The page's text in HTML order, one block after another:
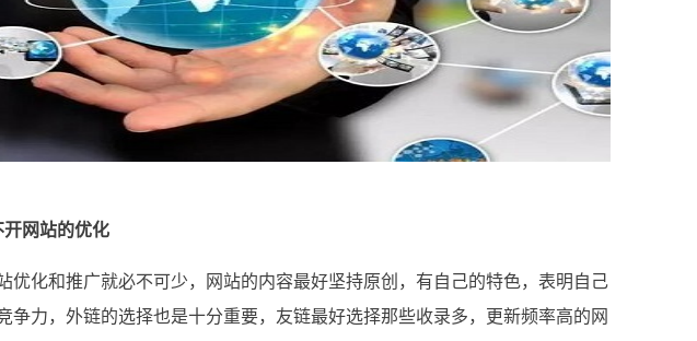
网站的优化
化和推广就必不可少，网站的内容最好坚持原创，有自己的特色，表明自己
争力，外链的选择也是十分重要，友链最好选择那些收录多，更新频率高的网